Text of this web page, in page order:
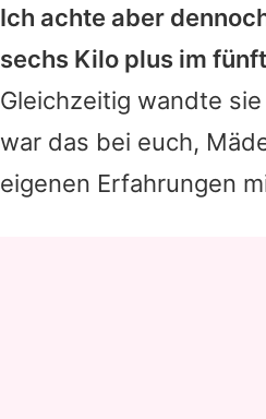
Ich achte aber
sechs Kilo plus im
Gleichzeitig wandte
war das bei euch,
eigenen Erfahrungen